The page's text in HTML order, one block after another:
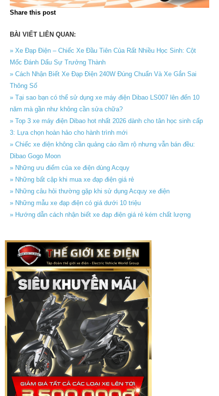
Share this post
BÀI VIẾT LIÊN QUAN:
» Xe Đạp Điện – Chiếc Xe Đầu Tiên Của Rất Nhiều Học Sinh: Cột
Mốc Đánh Dấu Sự Trưởng Thành
» Cách Nhận Biết Xe Đạp Điện 240W Đúng Chuẩn Và Xe Gắn Sai
Thông Số
» Tại sao bạn có thể sử dụng xe máy điện Dibao LS007 lên đến 10
năm mà gần như không cần sửa chữa?
» Top 3 xe máy điện Dibao hot nhất 2026 dành cho tân học sinh cấp
3: Lựa chọn hoàn hảo cho hành trình mới
» Chiếc xe điện không cần quảng cáo rầm rộ nhưng vẫn bán đều:
Dibao Gogo Moon
» Những ưu điểm của xe điện dùng Acquy
» Những bất cập khi mua xe đạp điện giá rẻ
» Những câu hỏi thường gặp khi sử dụng Acquy xe điện
» Những mẫu xe đạp điện có giá dưới 10 triệu
» Hướng dẫn cách nhận biết xe đạp điện giá rẻ kém chất lượng